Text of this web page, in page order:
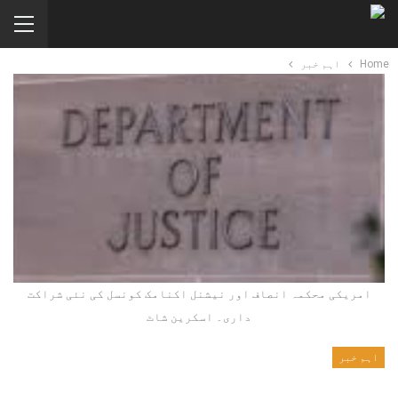
Home اہم خبر
امریکی محکمہ انصاف اور نیشنل اکنامک کونسل کی نئی شراکت
داری۔ اسکرین شاٹ
اہم خبر